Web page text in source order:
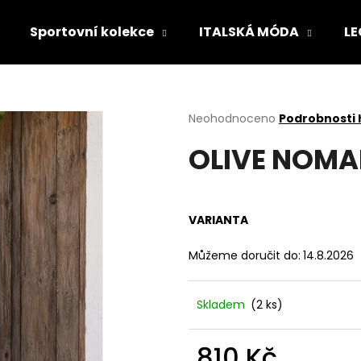
Sportovní kolekce ITALSKÁ MÓDA
Průměrné
produktu
je
hvězdiček.
Neohodnoceno Podrobnosti
OLIVE
VARIANTA
Můžeme doručit do: 14.8.2026
Skladem (2 ks)
HLEDAT
Doporučujeme